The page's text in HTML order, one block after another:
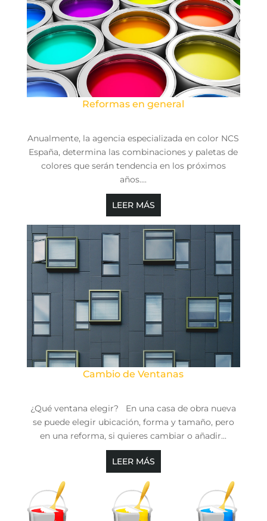
Reformas en general
Anualmente, la agencia especializada en color NCS
España, determina las combinaciones y paletas de
colores que serán tendencia en los próximos
años....
LEER MÁS
Cambio de Ventanas
¿Qué ventana elegir? En una casa de obra nueva
se puede elegir ubicación, forma y tamaño, pero
en una reforma, si quieres cambiar o añadir...
LEER MÁS